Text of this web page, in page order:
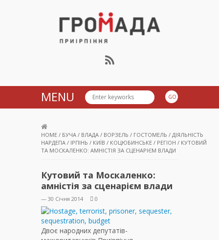
Громада Приірпіння
MENU
HOME / БУЧА / ВЛАДА / ВОРЗЕЛЬ / ГОСТОМЕЛЬ / ДІЯЛЬНІСТЬ
НАРДЕПА / ІРПІНЬ / КИЇВ / КОЦЮБИНСЬКЕ / РЕГІОН / КУТОВИЙ
ТА МОСКАЛЕНКО: АМНІСТІЯ ЗА СЦЕНАРІЄМ ВЛАДИ
Кутовий та Москаленко:
амністія за сценарієм влади
— 30 Січня 2014 0
Двоє народних депутатів-